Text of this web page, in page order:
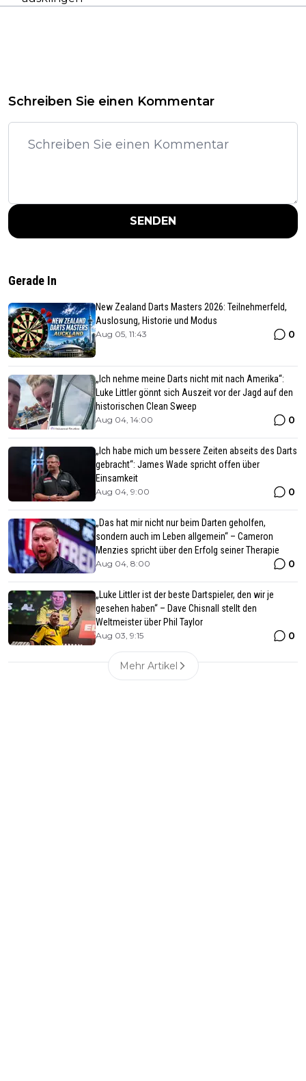
Schreiben Sie einen Kommentar
SENDEN
Gerade In
New Zealand Darts Masters 2026: Teilnehmerfeld,
Auslosung, Historie und Modus
Aug 05, 11:43 0
„Ich nehme meine Darts nicht mit nach Amerika“:
Luke Littler gönnt sich Auszeit vor der Jagd auf den
historischen Clean Sweep
Aug 04, 14:00 0
„Ich habe mich um bessere Zeiten abseits des Darts
gebracht“: James Wade spricht offen über
Einsamkeit
Aug 04, 9:00 0
„Das hat mir nicht nur beim Darten geholfen,
sondern auch im Leben allgemein“ – Cameron
Menzies spricht über den Erfolg seiner Therapie
Aug 04, 8:00 0
„Luke Littler ist der beste Dartspieler, den wir je
gesehen haben“ – Dave Chisnall stellt den
Weltmeister über Phil Taylor
Aug 03, 9:15 0
Mehr Artikel